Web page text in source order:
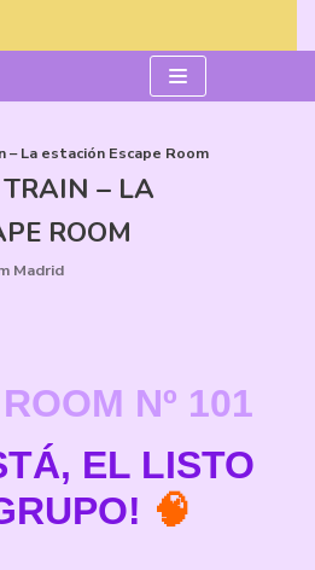
La estación Escape Room
– LA
ROOM
Madrid
Nº 101
EL LISTO
🧠